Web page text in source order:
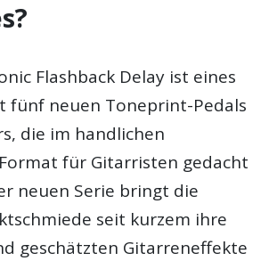
Flashback Delay ist eines
fünf neuen Toneprint-Pedals
die im handlichen
für Gitarristen gedacht
neuen Serie bringt die
seit kurzem ihre
geschätzten Gitarreneffekte